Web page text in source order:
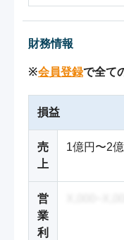
財務情報
※会員登録で全て
損益
売
上
1億円〜2
営
業
利